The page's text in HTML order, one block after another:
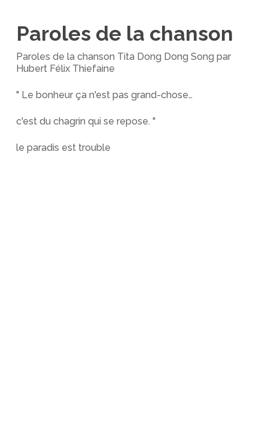
Paroles de la chanson
Paroles de la chanson Tita Dong Dong Song par
Hubert Félix Thiefaine
" Le bonheur ça n'est pas grand-chose…
c'est du chagrin qui se repose. "
le paradis est trouble